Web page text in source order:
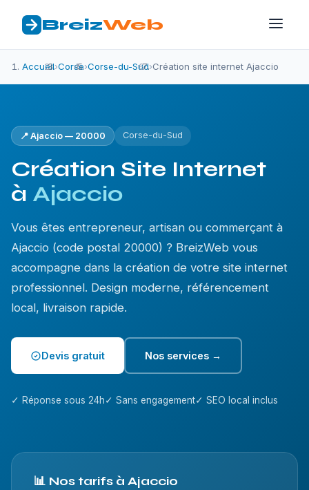
BreizWeb
Accueil›Corse›Corse-du-Sud›Création site internet Ajaccio
📍 Ajaccio — 20000 Corse-du-Sud
Création Site Internet
à Ajaccio
Vous êtes entrepreneur, artisan ou commerçant à
Ajaccio (code postal 20000) ? BreizWeb vous
accompagne dans la création de votre site internet
professionnel. Design moderne, référencement
local, livraison rapide.
Devis gratuit Nos services →
✓ Réponse sous 24h✓ Sans engagement✓ SEO local inclus
📊 Nos tarifs à Ajaccio